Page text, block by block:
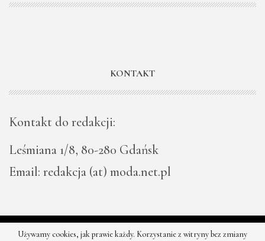
KONTAKT
Kontakt do redakcji:
Leśmiana 1/8, 80-280 Gdańsk
Email: redakcja (at) moda.net.pl
Używamy cookies, jak prawie każdy. Korzystanie z witryny bez zmiany